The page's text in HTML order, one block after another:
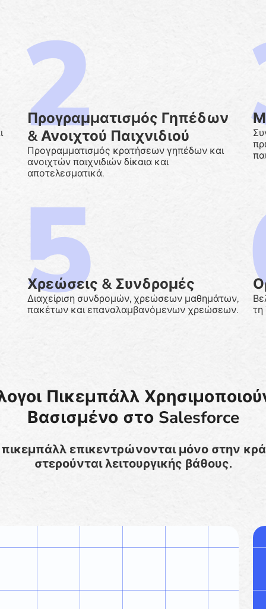
Προγραμματισμός Γηπέδων
& Ανοιχτού Παιχνιδιού
Προγραμματισμός κρατήσεων γηπέδων και
ανοιχτών παιχνιδιών δίκαια και
αποτελεσματικά.
Χρεώσεις & Συνδρομές
Διαχείριση συνδρομών, χρεώσεων μαθημάτων,
πακέτων και επαναλαμβανόμενων χρεώσεων.
τη
Πικεμπάλλ
Βασισμένο στο Salesforce
επικεντρώνονται μόνο στην
στερούνται λειτουργικής βάθους.